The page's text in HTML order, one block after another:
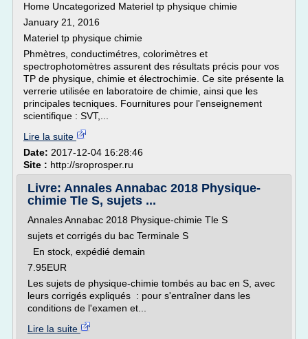
Home Uncategorized Materiel tp physique chimie
January 21, 2016
Materiel tp physique chimie
Phmètres, conductimétres, colorimètres et
spectrophotomètres assurent des résultats précis pour vos
TP de physique, chimie et électrochimie. Ce site présente la
verrerie utilisée en laboratoire de chimie, ainsi que les
principales tecniques. Fournitures pour l'enseignement
scientifique : SVT,...
Lire la suite
Date: 2017-12-04 16:28:46
Site : http://sroprosper.ru
Livre: Annales Annabac 2018 Physique-
chimie Tle S, sujets ...
Annales Annabac 2018 Physique-chimie Tle S
sujets et corrigés du bac Terminale S
En stock, expédié demain
7.95EUR
Les sujets de physique-chimie tombés au bac en S, avec
leurs corrigés expliqués : pour s'entraîner dans les
conditions de l'examen et...
Lire la suite